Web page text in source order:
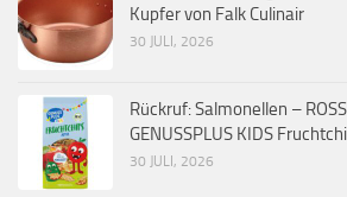
Kupfer von Falk Culinair
30 JULI, 2026
Rückruf: Salmonellen –
GENUSSPLUS KIDS
30 JULI, 2026